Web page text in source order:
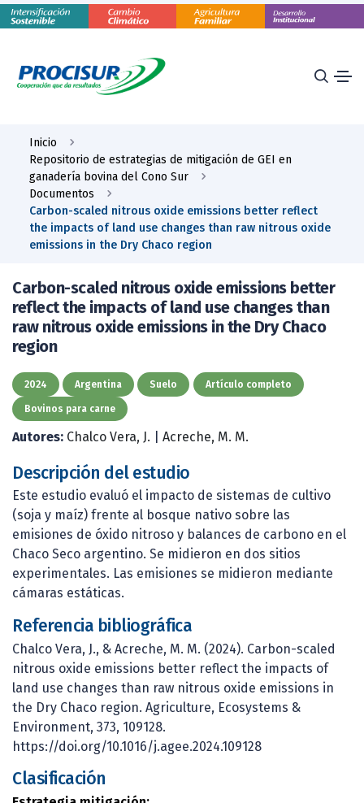
Inicio
Repositorio de estrategias de mitigación de GEI en
ganadería bovina del Cono Sur
Documentos
Carbon-scaled nitrous oxide emissions better reflect
the impacts of land use changes than raw nitrous oxide
emissions in the Dry Chaco region
Carbon-scaled nitrous oxide emissions better
reflect the impacts of land use changes than
raw nitrous oxide emissions in the Dry Chaco
region
2024 Argentina Suelo Artículo completo
Bovinos para carne
Autores: Chalco Vera, J. Acreche, M. M.
Descripción del estudio
Este estudio evaluó el impacto de sistemas de cultivo
(soja y maíz) frente al bosque nativo sobre las
emisiones de óxido nitroso y balances de carbono en el
Chaco Seco argentino. Se midieron en dos sitios
experimentales. Las emisiones se midieron mediante
cámaras estáticas.
Referencia bibliográfica
Chalco Vera, J., & Acreche, M. M. (2024). Carbon-scaled
nitrous oxide emissions better reflect the impacts of
land use changes than raw nitrous oxide emissions in
the Dry Chaco region. Agriculture, Ecosystems &
Environment, 373, 109128.
https://doi.org/10.1016/j.agee.2024.109128
Clasificación